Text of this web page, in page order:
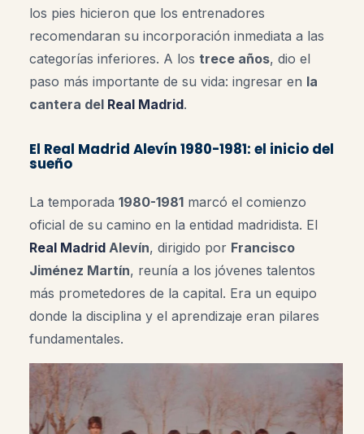
los pies hicieron que los entrenadores
recomendaran su incorporación inmediata a las
categorías inferiores. A los trece años, dio el
paso más importante de su vida: ingresar en la
cantera del Real Madrid.
El Real Madrid Alevín 1980-1981: el inicio del
sueño
La temporada 1980-1981 marcó el comienzo
oficial de su camino en la entidad madridista. El
Real Madrid Alevín, dirigido por Francisco
Jiménez Martín, reunía a los jóvenes talentos
más prometedores de la capital. Era un equipo
donde la disciplina y el aprendizaje eran pilares
fundamentales.